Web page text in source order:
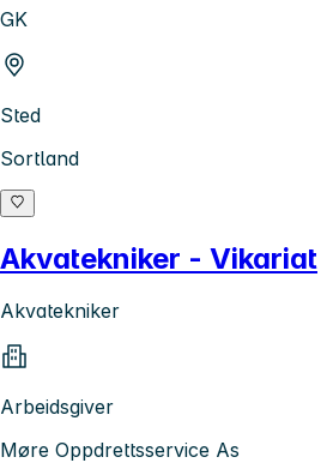
GK
Sted
Sortland
Akvatekniker - Vikariat
Akvatekniker
Arbeidsgiver
Møre Oppdrettsservice As